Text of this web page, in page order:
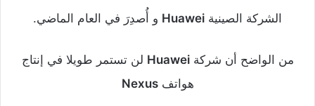
الشركة الصينية Huawei و أُصدِرَ في العام الماضي.
من الواضح أن شركةHuawei لن تستمر طويلا في إنتاج
هواتفNexus